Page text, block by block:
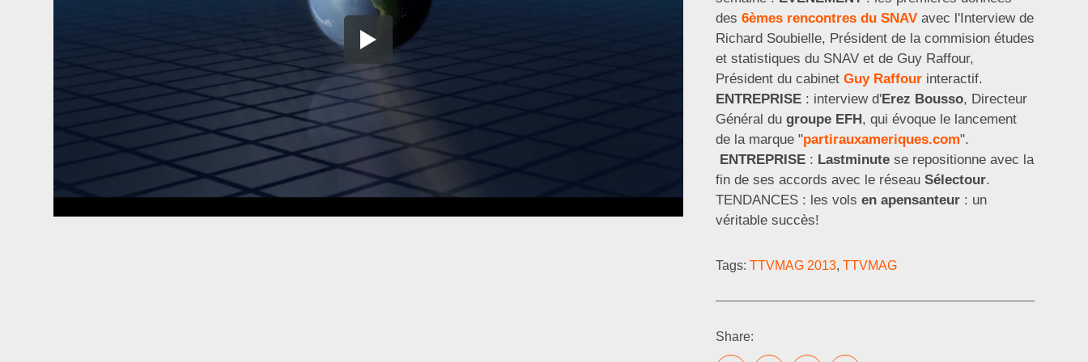
des6èmes rencontres du SNAV avec l'Interview de
Richard Soubielle, Président de la commision études
et statistiques du SNAV et de Guy Raffour,
Président du cabinetGuy Raffour interactif.
ENTREPRISE : interview d'Erez Bousso, Directeur
Général du groupe EFH, qui évoque le lancement
de la marque "partirauxameriques.com".
ENTREPRISE : Lastminute se repositionne avec la
fin de ses accords avec le réseauSélectour.
TENDANCES : les volsen apensanteur : un
véritable succès!
Tags:TTVMAG 2013,TTVMAG
Share: